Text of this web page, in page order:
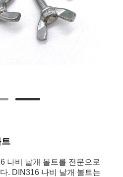
나비 날개 볼트를 전문으로
. DIN316 나비 날개 볼트는